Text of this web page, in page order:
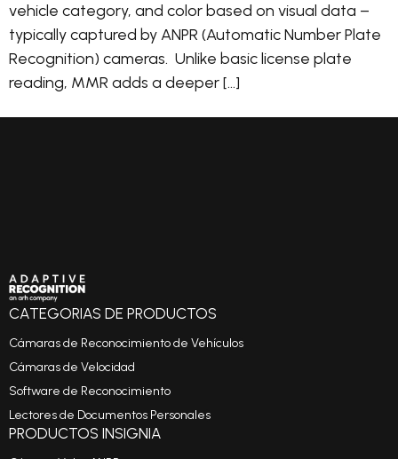
vehicle category, and color based on visual data –
typically captured by ANPR (Automatic Number Plate
Recognition) cameras. Unlike basic license plate
reading, MMR adds a deeper […]
CATEGORIAS DE PRODUCTOS
Cámaras de Reconocimiento de Vehículos
Cámaras de Velocidad
Software de Reconocimiento
Lectores de Documentos Personales
PRODUCTOS INSIGNIA